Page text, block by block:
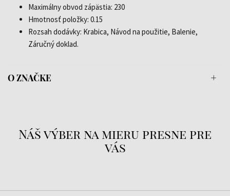
Maximálny obvod zápästia: 230
Hmotnosť položky: 0.15
Rozsah dodávky: Krabica, Návod na použitie, Balenie,
Záručný doklad.
O ZNAČKE
Náš výber na mieru presne pre
vás